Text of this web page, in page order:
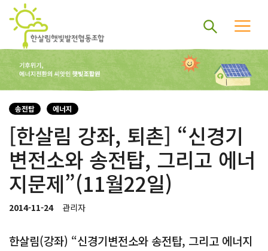
송전탑 에너지
[한살림 강좌, 퇴촌] “신경기
변전소와 송전탑, 그리고 에너
지문제”(11월22일)
2014-11-24 관리자
한살림(강좌) “신경기변전소와 송전탑, 그리고 에너지